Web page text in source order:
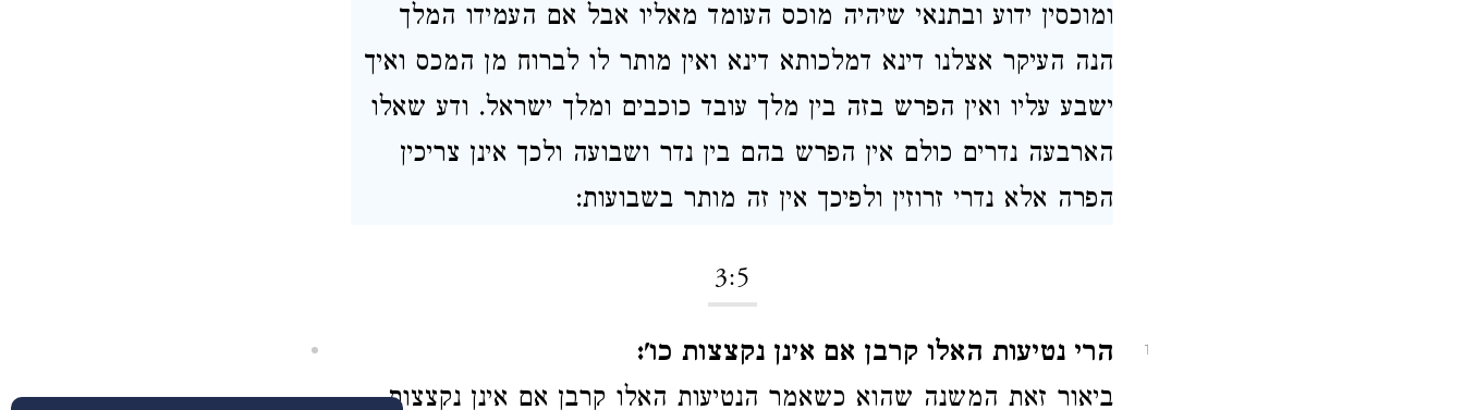
ומוכסין ידוע ובתנאי שיהיה מוכס העומד מאליו אבל אם העמידו המלך
הנה העיקר אצלנו דינא דמלכותא דינא ואין מותר לו לברוח מן המכס ואיך
ישבע עליו ואין הפרש בזה בין מלך עובד כוכבים ומלך ישראל. ודע שאלו
הארבעה נדרים כולם אין הפרש בהם בין נדר ושבועה ולכך אינן צריכין
הפרה אלא נדרי זרוזין ולפיכך אין זה מותר בשבועות:
3:5
1
הרי נטיעות האלו קרבן אם אינן נקצצות כו':
ביאור זאת המשנה שהוא כשאמר הנטיעות האלו קרבן אם אינן נקצצות